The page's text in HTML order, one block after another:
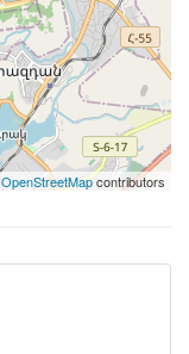
OpenStreetMapcontributors